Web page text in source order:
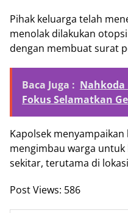
Pihak keluarga telah
menolak dilakukan
dengan membuat surat
Baca Juga : Nahkoda
Fokus Selamatkan
Kapolsek
mengimbau warga
sekitar, terutama di
Post Views: 586